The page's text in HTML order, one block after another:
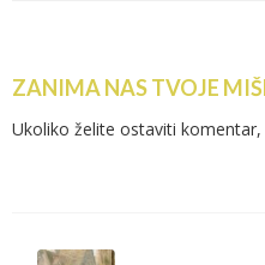
ZANIMA NAS TVOJE
Ukoliko želite ostaviti